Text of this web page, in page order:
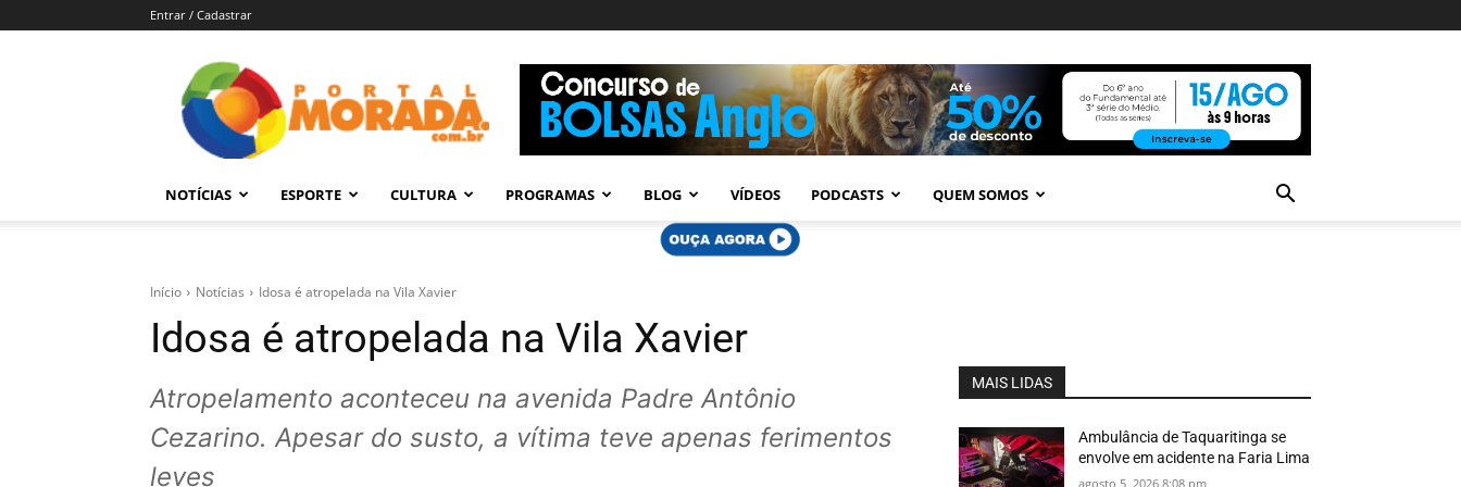
Entrar / Cadastrar
Morada
–
Araraquara
NOTÍCIAS ESPORTE CULTURA PROGRAMAS BLOG VÍDEOS PODCASTS QUEM SOMOS
Início Notícias Idosa é atropelada na Vila Xavier
Idosa é atropelada na Vila Xavier
Atropelamento aconteceu na avenida Padre Antônio
Cezarino. Apesar do susto, a vítima teve apenas ferimentos
leves
MAIS LIDAS
Ambulância de Taquaritinga se
envolve em acidente na Faria Lima
agosto 5, 2026 8:08 pm